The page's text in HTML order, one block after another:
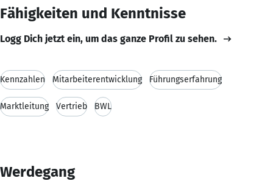
Fähigkeiten und Kenntnisse
Logg Dich jetzt ein, um das ganze Profil zu sehen.
Kennzahlen Mitarbeiterentwicklung Führungserfahrung
Marktleitung Vertrieb BWL
Werdegang